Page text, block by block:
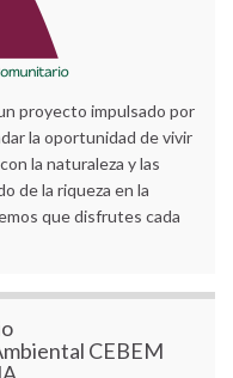
proyecto impulsado por
la oportunidad de vivir
la naturaleza y las
de la riqueza en la
que disfrutes cada
CEBEM